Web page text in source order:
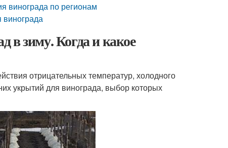
винограда по регионам
винограда
в зиму. Когда и какое
отрицательных температур, холодного
укрытий для винограда, выбор которых